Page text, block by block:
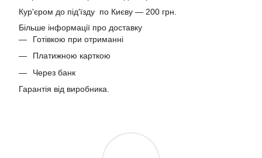
Кур'єром до під'їзду по Києву — 200 грн.
Більше інформації про доставку
Готівкою при отриманні
Платижною карткою
Через банк
Гарантія від виробника.